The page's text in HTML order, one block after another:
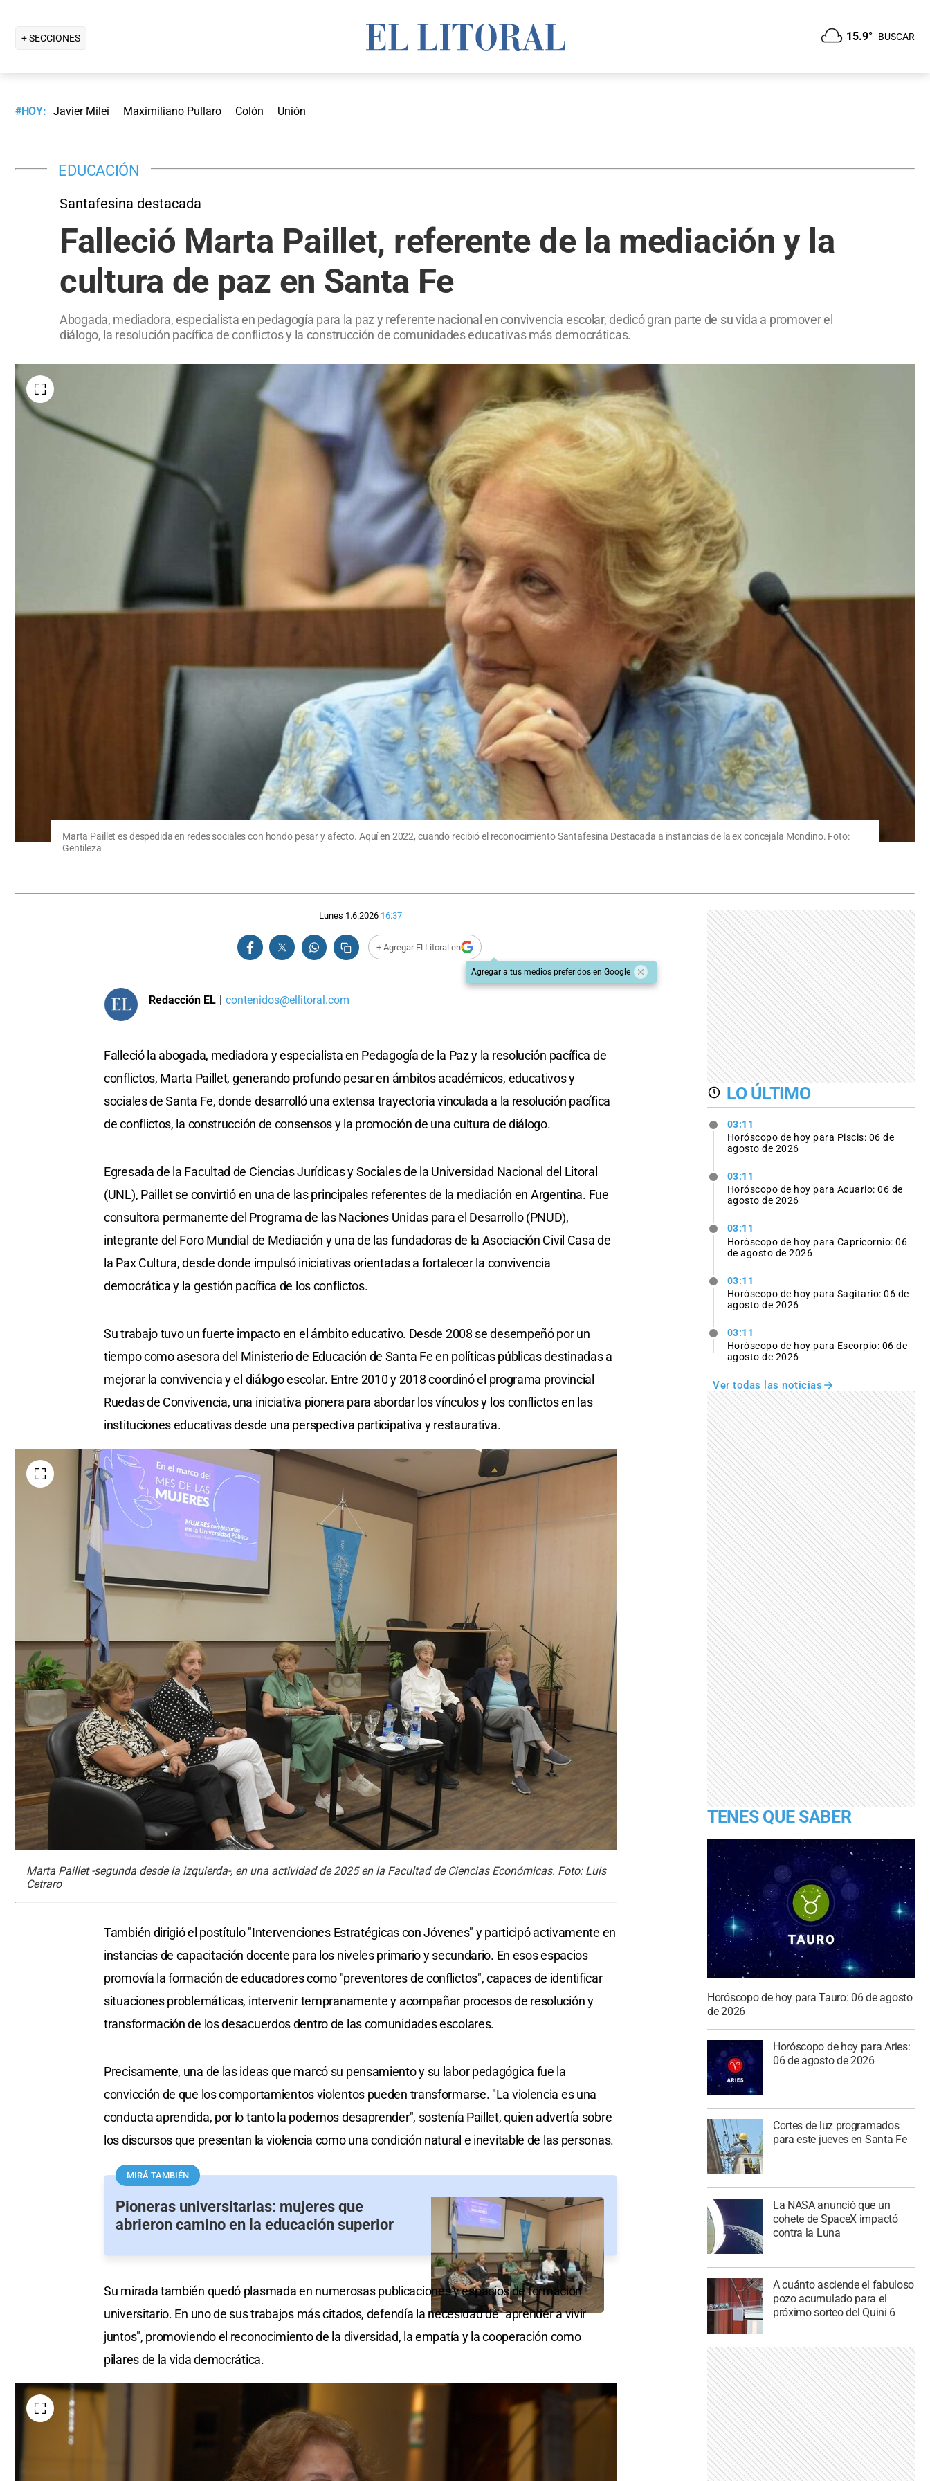
+ SECCIONES 15.9° BUSCAR
#HOY: Javier Milei Maximiliano Pullaro Colón Unión
EDUCACIÓN
Santafesina destacada
Falleció Marta Paillet, referente de la mediación y la
cultura de paz en Santa Fe
Abogada, mediadora, especialista en pedagogía para la paz y referente nacional en convivencia escolar, dedicó gran parte de su vida a promover el
diálogo, la resolución pacífica de conflictos y la construcción de comunidades educativas más democráticas.
Marta Paillet es despedida en redes sociales con hondo pesar y afecto. Aquí en 2022, cuando recibió el reconocimiento Santafesina Destacada a instancias de la ex concejala Mondino. Foto:
Gentileza
Lunes 1.6.2026 16:37
+ Agregar El Litoral en
Agregar a tus medios preferidos en Google
Redacción EL contenidos@ellitoral.com
Falleció la abogada, mediadora y especialista en Pedagogía de la Paz y la resolución pacífica de
conflictos, Marta Paillet, generando profundo pesar en ámbitos académicos, educativos y
sociales de Santa Fe, donde desarrolló una extensa trayectoria vinculada a la resolución pacífica
de conflictos, la construcción de consensos y la promoción de una cultura de diálogo.
Egresada de la Facultad de Ciencias Jurídicas y Sociales de la Universidad Nacional del Litoral
(UNL), Paillet se convirtió en una de las principales referentes de la mediación en Argentina. Fue
consultora permanente del Programa de las Naciones Unidas para el Desarrollo (PNUD),
integrante del Foro Mundial de Mediación y una de las fundadoras de la Asociación Civil Casa de
la Pax Cultura, desde donde impulsó iniciativas orientadas a fortalecer la convivencia
democrática y la gestión pacífica de los conflictos.
Su trabajo tuvo un fuerte impacto en el ámbito educativo. Desde 2008 se desempeñó por un
tiempo como asesora del Ministerio de Educación de Santa Fe en políticas públicas destinadas a
mejorar la convivencia y el diálogo escolar. Entre 2010 y 2018 coordinó el programa provincial
Ruedas de Convivencia, una iniciativa pionera para abordar los vínculos y los conflictos en las
instituciones educativas desde una perspectiva participativa y restaurativa.
Marta Paillet -segunda desde la izquierda-, en una actividad de 2025 en la Facultad de Ciencias Económicas. Foto: Luis
Cetraro
También dirigió el postítulo "Intervenciones Estratégicas con Jóvenes" y participó activamente en
instancias de capacitación docente para los niveles primario y secundario. En esos espacios
promovía la formación de educadores como "preventores de conflictos", capaces de identificar
situaciones problemáticas, intervenir tempranamente y acompañar procesos de resolución y
transformación de los desacuerdos dentro de las comunidades escolares.
Precisamente, una de las ideas que marcó su pensamiento y su labor pedagógica fue la
convicción de que los comportamientos violentos pueden transformarse. "La violencia es una
conducta aprendida, por lo tanto la podemos desaprender", sostenía Paillet, quien advertía sobre
los discursos que presentan la violencia como una condición natural e inevitable de las personas.
MIRÁ TAMBIÉN
Pioneras universitarias: mujeres que
abrieron camino en la educación superior
Su mirada también quedó plasmada en numerosas publicaciones y espacios de formación
universitario. En uno de sus trabajos más citados, defendía la necesidad de "aprender a vivir
juntos", promoviendo el reconocimiento de la diversidad, la empatía y la cooperación como
pilares de la vida democrática.
LO ÚLTIMO
03:11
Horóscopo de hoy para Piscis: 06 de
agosto de 2026
03:11
Horóscopo de hoy para Acuario: 06 de
agosto de 2026
03:11
Horóscopo de hoy para Capricornio: 06
de agosto de 2026
03:11
Horóscopo de hoy para Sagitario: 06 de
agosto de 2026
03:11
Horóscopo de hoy para Escorpio: 06 de
agosto de 2026
Ver todas las noticias
TENES QUE SABER
Horóscopo de hoy para Tauro: 06 de agosto
de 2026
Horóscopo de hoy para Aries:
06 de agosto de 2026
Cortes de luz programados
para este jueves en Santa Fe
La NASA anunció que un
cohete de SpaceX impactó
contra la Luna
A cuánto asciende el fabuloso
pozo acumulado para el
próximo sorteo del Quini 6